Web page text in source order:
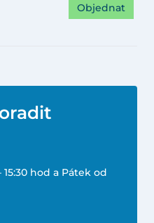
Objednat
hod a Pátek od